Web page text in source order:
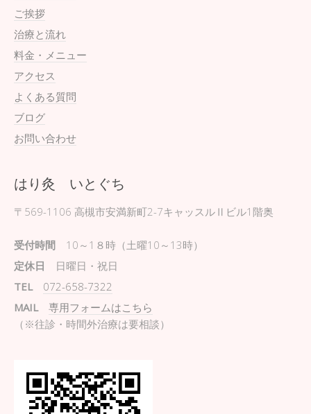
ご挨拶
治療と流れ
料金・メニュー
アクセス
よくある質問
ブログ
お問い合わせ
はり灸 いとぐち
〒569-1106 高槻市安満新町2-7キャッスルⅡビル1階奥
受付時間 10～1８時（土曜10～13時）
定休日 日曜日・祝日
TEL
072-658-7322
MAIL
専用フォームはこちら
（※往診・時間外治療は要相談）